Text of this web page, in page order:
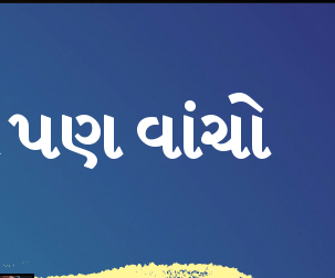
વાંચો